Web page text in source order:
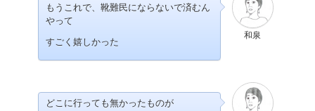
和泉
もうこれで、靴難民にならないで済むん
やって
すごく嬉しかった
どこに行っても無かったものが